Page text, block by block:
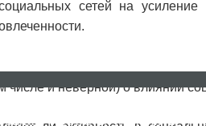
НОВОСТИ КОНТАКТЫ FAQ
сетей на
и неверной) о влиянии